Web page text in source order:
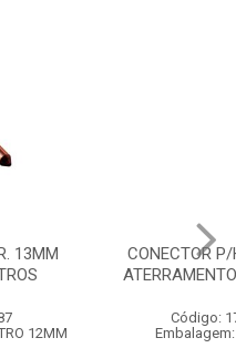
CONECTOR P/HASTE DE
ATERRAMENTO 5/8 GTDU
Embalagem: UN/01